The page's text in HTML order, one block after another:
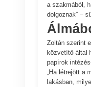
a szakmából,
dolgoznak” –
Zoltán szerint
közvetítő által
papírok
„Ha létrejött
lakásban,